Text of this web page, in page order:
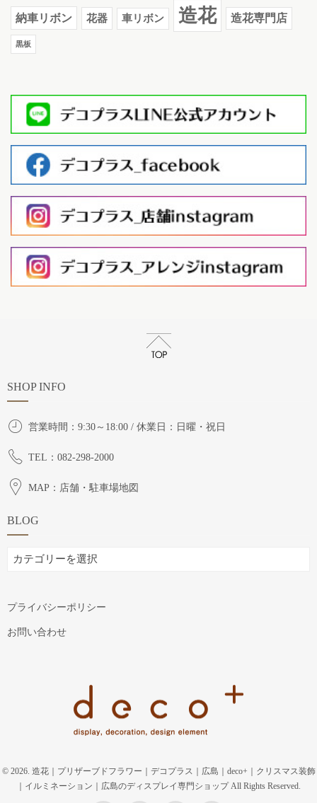
納車リボン 花器 車リボン 造花 造花専門店
黒板
SHOP INFO
営業時間：9:30～18:00 / 休業日：日曜・祝日
TEL：082-298-2000
MAP：店舗・駐車場地図
BLOG
BLOG
プライバシーポリシー
お問い合わせ
© 2026. 造花｜プリザーブドフラワー｜デコプラス｜広島｜deco+｜クリスマス装飾
｜イルミネーション｜広島のディスプレイ専門ショップ All Rights Reserved.